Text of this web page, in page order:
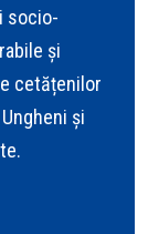
socio-
și
cetățenilor
și